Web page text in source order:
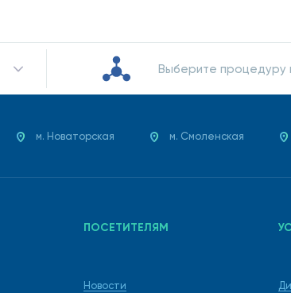
Выберите процедуру
м. Новаторская м. Смоленская
ПОСЕТИТЕЛЯМ
Новости